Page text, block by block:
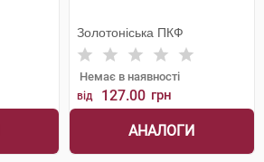
Золотоніська ПКФ
Немає в наявності
від 127.00 грн
АНАЛОГИ